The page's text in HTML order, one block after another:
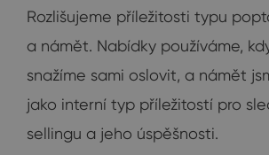
Rozlišujeme příležitosti typu
a námět. Nabídky používáme,
snažíme sami oslovit, a námět
jako interní typ příležitostí pro
sellingu a jeho úspěšnosti.